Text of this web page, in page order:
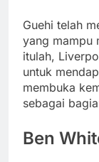
Guehi telah
yang mampu
itulah,
untuk
membuka
sebagai
Ben